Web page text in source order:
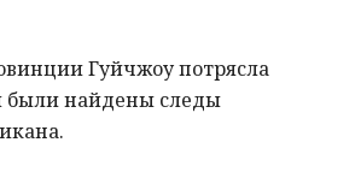
Гуйчжоу потрясла
были найдены следы